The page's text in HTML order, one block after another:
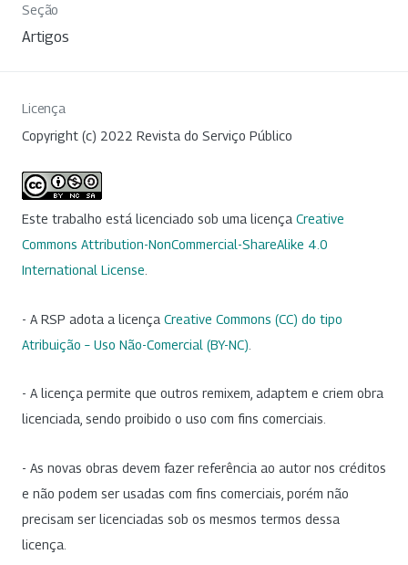
Seção
Artigos
Licença
Copyright (c) 2022 Revista do Serviço Público
Este trabalho está licenciado sob uma licença Creative
Commons Attribution-NonCommercial-ShareAlike 4.0
International License
- A RSP adota a licença Creative Commons (CC) do tipo
Atribuição – Uso Não-Comercial (BY-NC)
- A licença permite que outros remixem, adaptem e criem obra
licenciada, sendo proibido o uso com fins comerciais.
- As novas obras devem fazer referência ao autor nos créditos
e não podem ser usadas com fins comerciais, porém não
precisam ser licenciadas sob os mesmos termos dessa
licença.